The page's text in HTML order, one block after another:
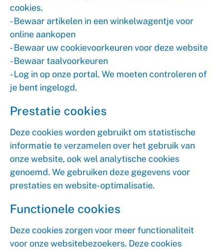
cookies.
- Bewaar artikelen in een winkelwagentje voor
online aankopen
- Bewaar uw cookievoorkeuren voor deze website
- Bewaar taalvoorkeuren
- Log in op onze portal. We moeten controleren of
je bent ingelogd.
Prestatie cookies
Deze cookies worden gebruikt om statistische
informatie te verzamelen over het gebruik van
onze website, ook wel analytische cookies
genoemd. We gebruiken deze gegevens voor
prestaties en website-optimalisatie.
Functionele cookies
Deze cookies zorgen voor meer functionaliteit
voor onze websitebezoekers. Deze cookies